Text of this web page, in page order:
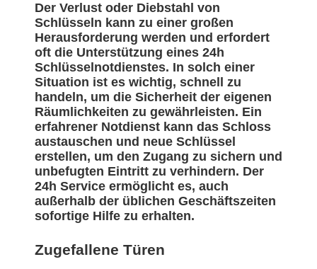
Der Verlust oder Diebstahl von
Schlüsseln kann zu einer großen
Herausforderung werden und erfordert
oft die Unterstützung eines 24h
Schlüsselnotdienstes. In solch einer
Situation ist es wichtig, schnell zu
handeln, um die Sicherheit der eigenen
Räumlichkeiten zu gewährleisten. Ein
erfahrener Notdienst kann das Schloss
austauschen und neue Schlüssel
erstellen, um den Zugang zu sichern und
unbefugten Eintritt zu verhindern. Der
24h Service ermöglicht es, auch
außerhalb der üblichen Geschäftszeiten
sofortige Hilfe zu erhalten.
Zugefallene Türen